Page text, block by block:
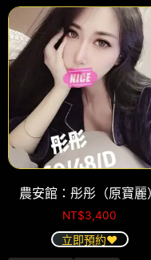
農安館：彤彤（原寶麗）
NT$3,400
立即預約❤️